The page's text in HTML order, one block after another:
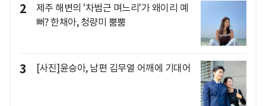
2
제주 해변의 '차범근 며느리'가 왜이리 예
뻐? 한채아, 청량미 뿜뿜
3 [사진]윤승아, 남편 김무열 어깨에 기대어